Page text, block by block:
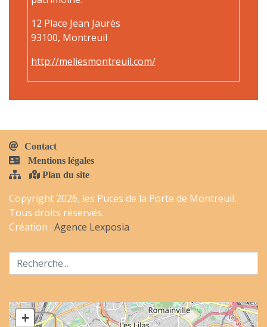
12 Place Jean Jaurès
93100, Montreuil
http://meliesmontreuil.com/
Contact
Mentions légales
Plan du site
Copyright 2026, les Puces de la Porte de Montreuil.
Tous droits réservés.
Création : Agence Lexposia
+